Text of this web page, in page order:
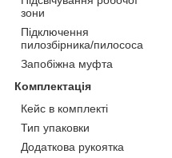
зони
Підключення
пилозбірника/пилососа
Запобіжна муфта
Комплектація
Кейс в комплекті
Тип упаковки
Додаткова рукоятка